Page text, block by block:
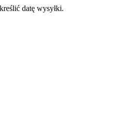
datę wysyłki.